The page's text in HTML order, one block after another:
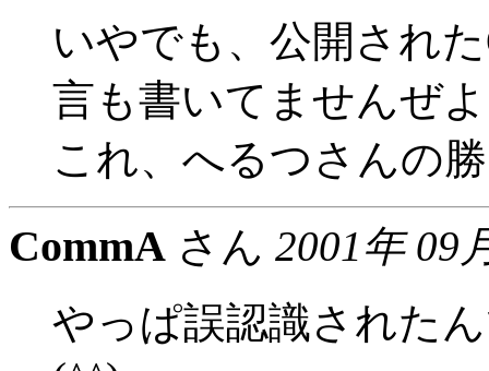
いやでも、公開され
言も書いてませんぜ
これ、へるつさんの
CommA さん 2001年 09
やっぱ誤認識された